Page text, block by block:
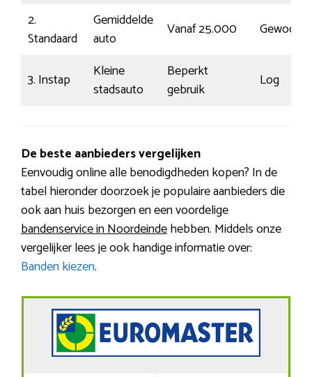
2.
Standaard
Gemiddelde
auto
Vanaf 25.000 Gewoon
3. Instap
Kleine
stadsauto
Beperkt
gebruik
Log
De beste aanbieders vergelijken
Eenvoudig online alle benodigdheden kopen? In de
tabel hieronder doorzoek je populaire aanbieders die
ook aan huis bezorgen en een voordelige
bandenservice in Noordeindehebben. Middels onze
vergelijker lees je ook handige informatie over:
Banden kiezen.